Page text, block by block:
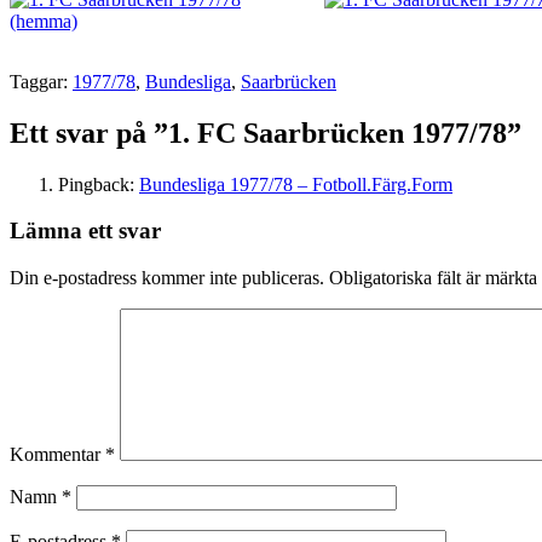
Taggar: 1977/78, Bundesliga, Saarbrücken
Ett svar på ”1. FC Saarbrücken 1977/78”
Pingback: Bundesliga 1977/78 – Fotboll.Färg.Form
Lämna ett svar
Din e-postadress kommer inte publiceras. Obligatoriska fält är märkta
Kommentar *
Namn *